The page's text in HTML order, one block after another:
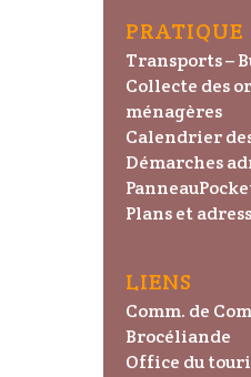
PRATIQUE
Transports –
Collecte des
ménagères
Calendrier
Démarches
Plans et
LIENS
Comm. de
Brocéliande
Office du